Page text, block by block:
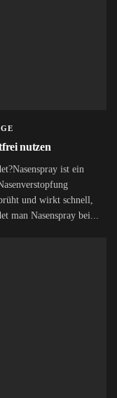
nutzen
ist ein
und wirkt schnell,
man Nasenspray bei...